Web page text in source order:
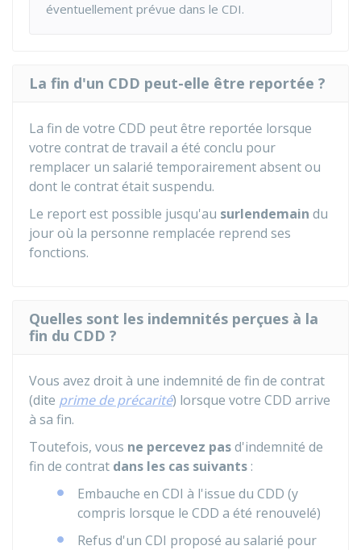
éventuellement prévue dans le CDI.
La fin d'un CDD peut-elle être reportée ?
La fin de votre CDD peut être reportée lorsque
votre contrat de travail a été conclu pour
remplacer un salarié temporairement absent ou
dont le contrat était suspendu.
Le report est possible jusqu'au surlendemain du
jour où la personne remplacée reprend ses
fonctions.
Quelles sont les indemnités perçues à la
fin du CDD ?
Vous avez droit à une indemnité de fin de contrat
(dite prime de précarité) lorsque votre CDD arrive
à sa fin.
Toutefois, vous ne percevez pasd'indemnité de
fin de contrat dans les cas suivants :
Embauche en CDI à l'issue du CDD (y
compris lorsque le CDD a été renouvelé)
Refus d'un CDI proposé au salarié pour